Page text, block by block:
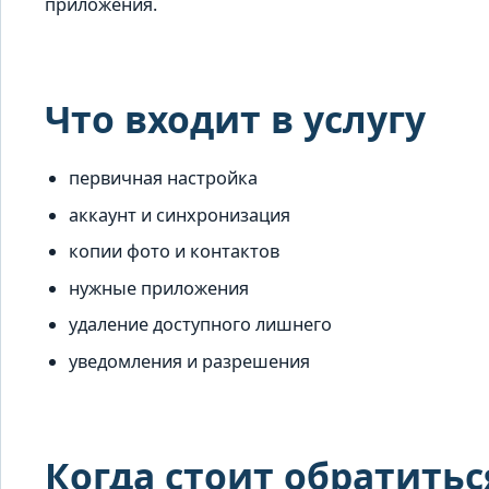
Что входит в услугу
первичная настройка
аккаунт и синхронизация
копии фото и контактов
нужные приложения
удаление доступного лишнего
уведомления и разрешения
Когда стоит